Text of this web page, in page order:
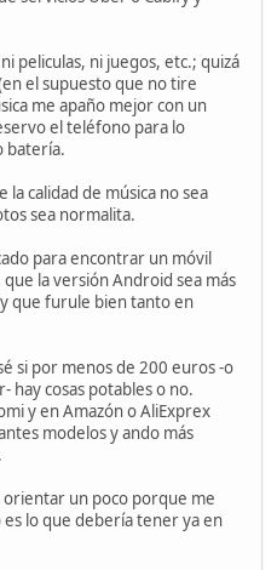
peliculas, ni juegos, etc.; quizá
el supuesto que no tire
me apaño mejor con un
el teléfono para lo
batería.
calidad de música no sea
sea normalita.
para encontrar un móvil
la versión Android sea más
que furule bien tanto en
si por menos de 200 euros -o
hay cosas potables o no.
y en Amazón o AliExprex
modelos y ando más
orientar un poco porque me
lo que debería tener ya en